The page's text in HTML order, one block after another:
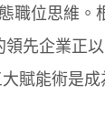
職位思維。
領先企業正
賦能術是成